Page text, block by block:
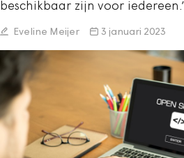
beschikbaar zijn voor iedereen.’
Eveline Meijer 3 januari 2023